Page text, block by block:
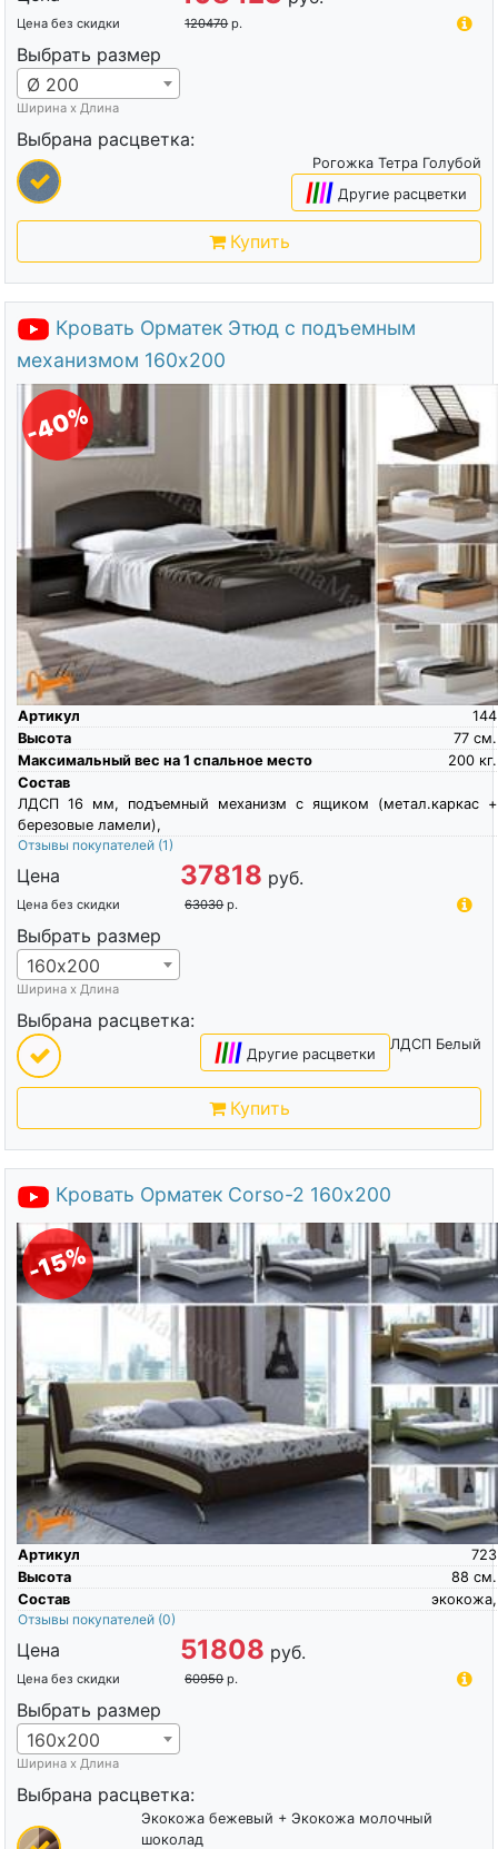
Цена без скидки 120470 р.
Выбрать размер
Ø 200
Ширина х Длина
Выбрана расцветка:
Рогожка Тетра Голубой
|||| Другие расцветки
Купить
Кровать Орматек Этюд с подъемным
механизмом 160х200
-40%
Артикул
144
Высота
см.
77
Максимальный вес на 1 спальное место
кг.
200
Состав
ЛДСП 16 мм, подъемный механизм с ящиком (метал.каркас +
березовые ламели),
Отзывы покупателей (1)
Цена 37818 руб.
Цена без скидки 63030 р.
Выбрать размер
160х200
Ширина х Длина
Выбрана расцветка:
ЛДСП Белый
|||| Другие расцветки
Купить
Кровать Орматек Corso-2 160х200
-15%
Артикул
723
Высота
см.
88
Состав
экокожа,
Отзывы покупателей (0)
Цена 51808 руб.
Цена без скидки 60950 р.
Выбрать размер
160х200
Ширина х Длина
Выбрана расцветка:
Экокожа бежевый + Экокожа молочный
шоколад